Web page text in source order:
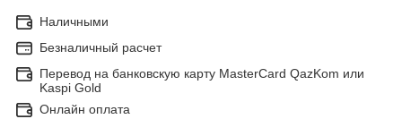
Наличными
Безналичный расчет
Перевод на банковскую карту MasterCard QazKom или
Kaspi Gold
Онлайн оплата